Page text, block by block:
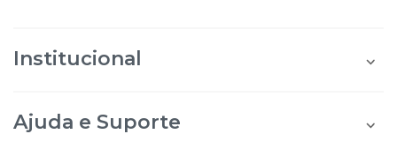
Institucional
Área do Afiliado
Ajuda e Suporte